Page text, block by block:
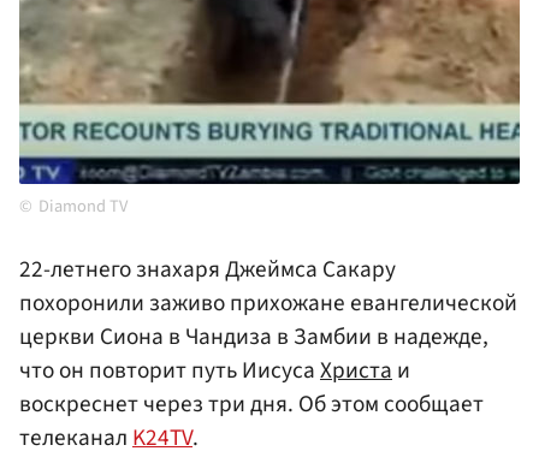
Diamond TV
22-летнего знахаря Джеймса Сакару
похоронили заживо прихожане евангелической
церкви Сиона в Чандиза в Замбии в надежде,
что он повторит путь ИисусаХристаи
воскреснет через три дня. Об этом сообщает
телеканалK24TV.